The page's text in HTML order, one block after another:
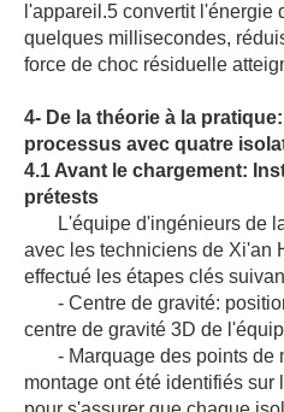
l'appareil.5 convertit l'énergie
quelques millisecondes,
force de choc résiduelle
4- De la théorie à la
processus avec quatre
4.1 Avant le chargement:
prétests
L'équipe d'ingénieurs de
avec les techniciens de Xi'an
effectué les étapes clés
- Centre de gravité:
centre de gravité 3D de
- Marquage des points de
montage ont été identifiés